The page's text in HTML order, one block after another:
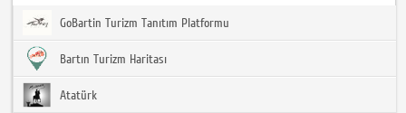
GoBartin Turizm Tanıtım Platformu
Bartın Turizm Haritası
Atatürk